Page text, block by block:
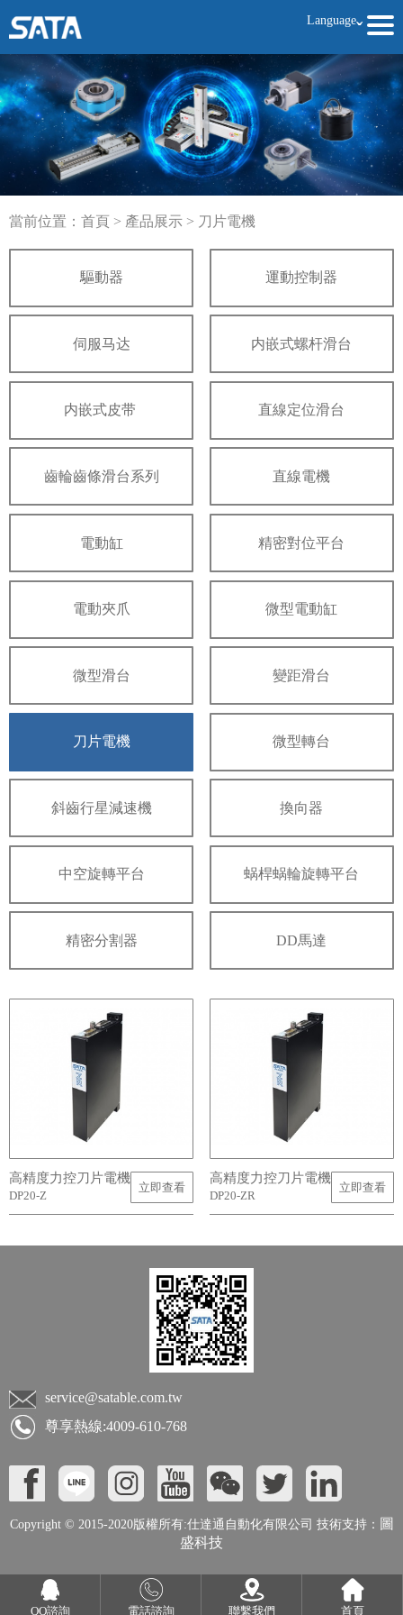
Languageˇ
當前位置： 首頁 > 產品展示 > 刀片電機
驅動器 運動控制器
伺服马达 内嵌式螺杆滑台
内嵌式皮带 直線定位滑台
齒輪齒條滑台系列 直線電機
電動缸 精密對位平台
電動夾爪 微型電動缸
微型滑台 變距滑台
刀片電機 微型轉台
斜齒行星減速機 換向器
中空旋轉平台 蜗桿蜗輪旋轉平台
精密分割器 DD馬達
高精度力控刀片電機
DP20-Z
立即查看
高精度力控刀片電機
DP20-ZR
立即查看
service@satable.com.tw
尊享熱線:4009-610-768
Copyright © 2015-2020版權所有:仕達通自動化有限公司 技術支持： 圖
盛科技
QQ諮詢 電話諮詢 聯繫我們 首頁